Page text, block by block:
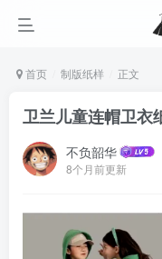
首页 制版纸样 正文
卫兰儿童连帽卫衣
不负韶华
8个月前更新